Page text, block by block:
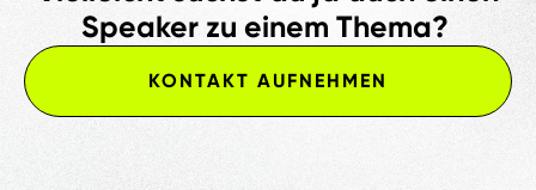
Speaker zu einem Thema?
KONTAKT AUFNEHMEN